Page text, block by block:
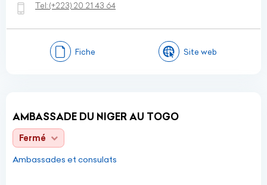
Tel:(+223) 20 21 43 64
Fiche Site web
AMBASSADE DU NIGER AU TOGO
Fermé
Ambassades et consulats